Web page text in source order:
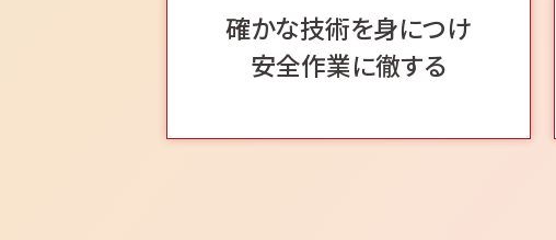
確かな技術を身につけ
安全作業に徹する